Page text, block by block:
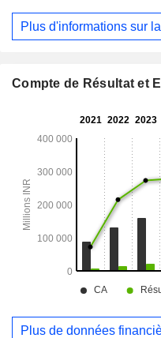
Tropicana (100 % et
ainsi que de l’eau
comprennent Varun
Lanka (Private) Limited,
Plus d'informations sur
Compte de Résultat et
Plus de données